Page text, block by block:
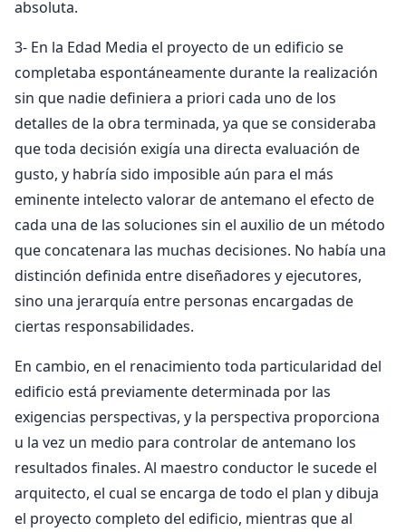
absoluta.
3- En la Edad Media el proyecto de un edificio se
completaba espontáneamente durante la realización
sin que nadie definiera a priori cada uno de los
detalles de la obra terminada, ya que se consideraba
que toda decisión exigía una directa evaluación de
gusto, y habría sido imposible aún para el más
eminente intelecto valorar de antemano el efecto de
cada una de las soluciones sin el auxilio de un método
que concatenara las muchas decisiones. No había una
distinción definida entre diseñadores y ejecutores,
sino una jerarquía entre personas encargadas de
ciertas responsabilidades.
En cambio, en el renacimiento toda particularidad del
edificio está previamente determinada por las
exigencias perspectivas, y la perspectiva proporciona
u la vez un medio para controlar de antemano los
resultados finales. Al maestro conductor le sucede el
arquitecto, el cual se encarga de todo el plan y dibuja
el proyecto completo del edificio, mientras que al